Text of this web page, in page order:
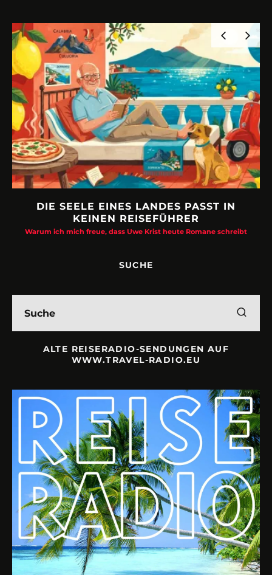
DIE SEELE EINES LANDES PASST IN
KEINEN REISEFÜHRER
Warum ich mich freue, dass Uwe Krist heute Romane schreibt
SUCHE
ALTE REISERADIO-SENDUNGEN AUF
WWW.TRAVEL-RADIO.EU